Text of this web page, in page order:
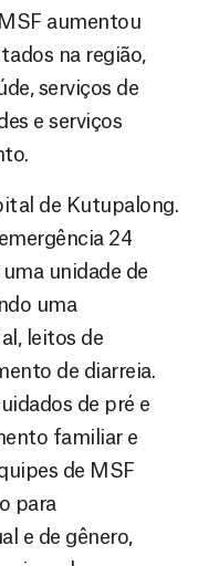
aumentou
na região,
serviços de
e serviços
de Kutupalong.
24
unidade de
uma
leitos de
de diarreia.
de pré e
familiar e
de MSF
para
e de gênero,